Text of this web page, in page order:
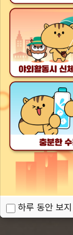
하루 동안 보